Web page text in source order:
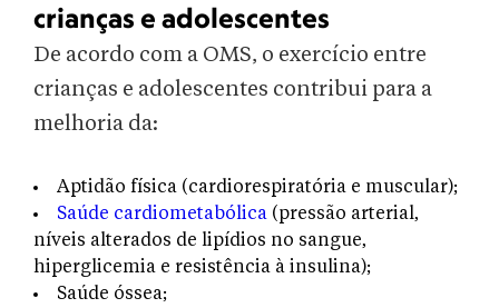
crianças e adolescentes
De acordo com a OMS, o exercício entre
crianças e adolescentes contribui para a
melhoria da:
Aptidão física (cardiorespiratória e muscular);
Saúde cardiometabólica (pressão arterial,
níveis alterados de lipídios no sangue,
hiperglicemia e resistência à insulina);
Saúde óssea;